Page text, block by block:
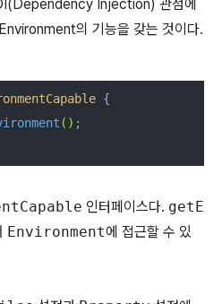
Injection) 관점에
의 기능을 갖는 것이다.
{
() ;
인터페이스다. getE
Environment에 접근할 수 있